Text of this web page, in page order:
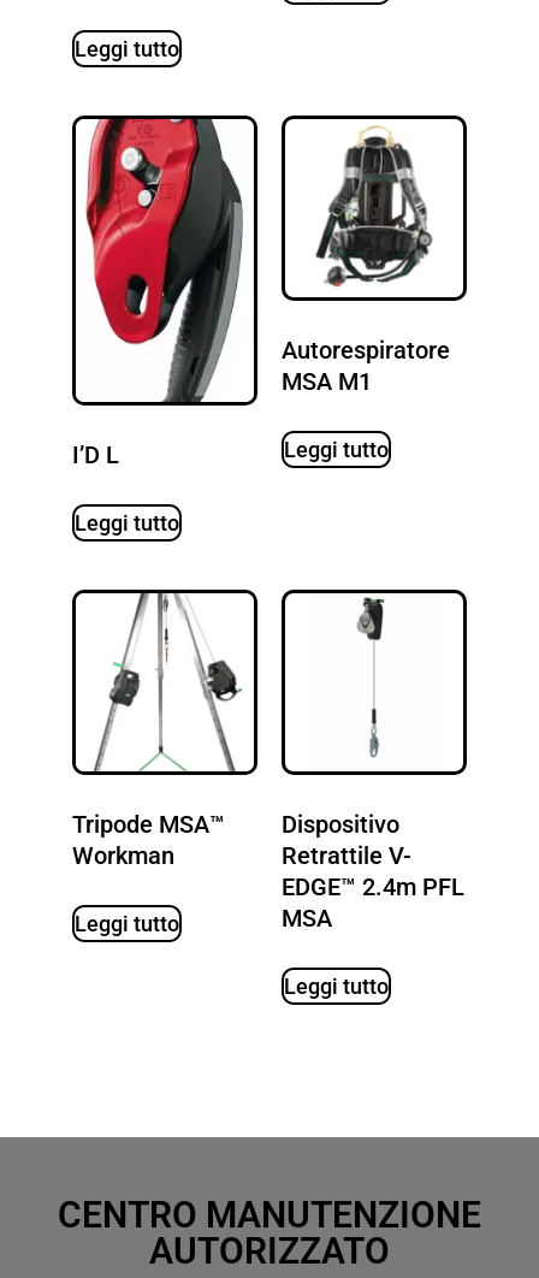
Leggi tutto
I’D L
Leggi tutto
Autorespiratore
MSA M1
Leggi tutto
Tripode MSA™
Workman
Leggi tutto
Dispositivo
Retrattile V-
EDGE™ 2.4m PFL
MSA
Leggi tutto
CENTRO MANUTENZIONE
AUTORIZZATO